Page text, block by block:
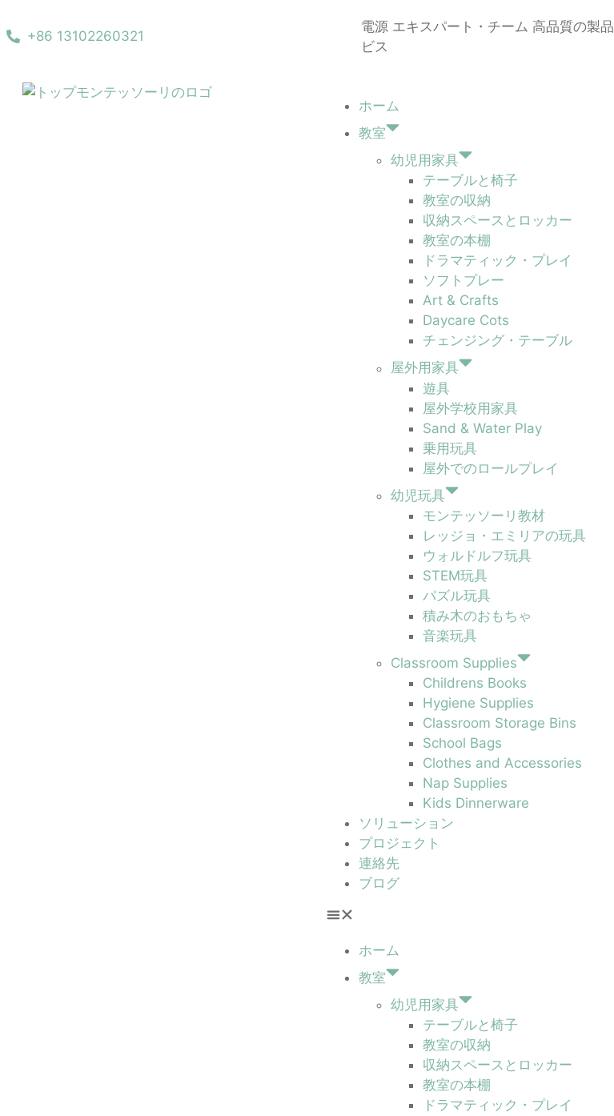
+86 13102260321
電源 エキスパート・チーム 高品質の製品
ビス
ホーム
教室
幼児用家具
テーブルと椅子
教室の収納
収納スペースとロッカー
教室の本棚
ドラマティック・プレイ
ソフトプレー
Art & Crafts
Daycare Cots
チェンジング・テーブル
屋外用家具
遊具
屋外学校用家具
Sand & Water Play
乗用玩具
屋外でのロールプレイ
幼児玩具
モンテッソーリ教材
レッジョ・エミリアの玩具
ウォルドルフ玩具
STEM玩具
パズル玩具
積み木のおもちゃ
音楽玩具
Classroom Supplies
Childrens Books
Hygiene Supplies
Classroom Storage Bins
School Bags
Clothes and Accessories
Nap Supplies
Kids Dinnerware
ソリューション
プロジェクト
連絡先
ブログ
ホーム
教室
幼児用家具
テーブルと椅子
教室の収納
収納スペースとロッカー
教室の本棚
ドラマティック・プレイ